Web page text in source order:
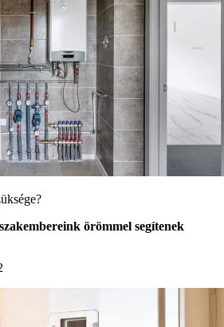
örömmel segítenek